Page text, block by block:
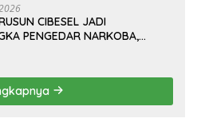
CIBESEL JADI
PENGEDAR NARKOBA,